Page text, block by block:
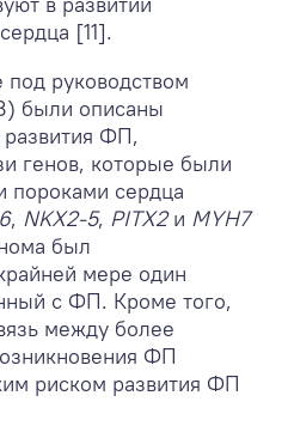
[11].
руководством
были описаны
развития ФП,
генов, которые были
пороками сердца
, NKX2-5, PITX2и MYH7
был
мере один
с ФП. Кроме того,
между более
ФП
риском развития ФП